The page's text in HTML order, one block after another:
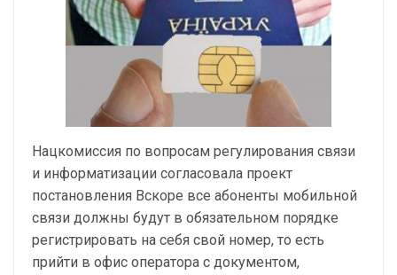
Нацкомиссия по вопросам регулирования связи
и информатизации согласовала проект
постановления Вскоре все абоненты мобильной
связи должны будут в обязательном порядке
регистрировать на себя свой номер, то есть
прийти в офис оператора с документом,